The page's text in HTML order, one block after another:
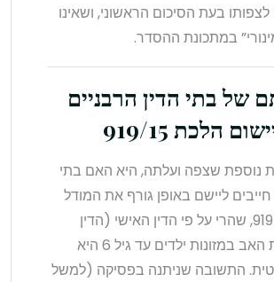
בעת הסיכום הראשוני, ושאינו
במתכונת ההסדר.
של בתי הדין הרבניים
הלכת 919/15
נוספת שצפה ועלתה, היא האם בתי
חייבים ליישם באופן גורף את המודל
של בע”מ 919/15, שהרי על פי הדין האישי (הדין
העברי), חבות האב במזונות ילדים עד גיל 6 היא
התשובה שניתנה בפסיקה (למשל